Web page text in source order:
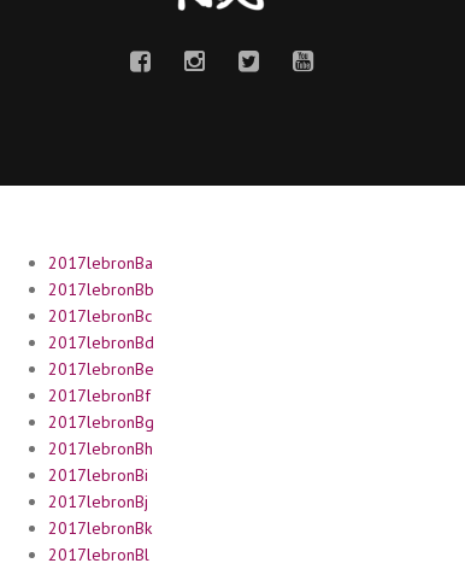
2017lebronBa
2017lebronBb
2017lebronBc
2017lebronBd
2017lebronBe
2017lebronBf
2017lebronBg
2017lebronBh
2017lebronBi
2017lebronBj
2017lebronBk
2017lebronBl